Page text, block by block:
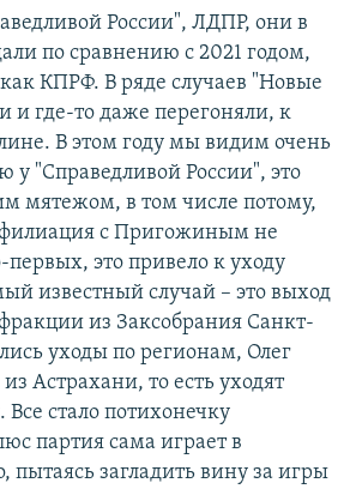
России", ЛДПР, они в
по сравнению с 2021 годом,
КПРФ. В ряде случаев "Новые
и где-то даже перегоняли, к
В этом году мы видим очень
у "Справедливой России", это
мятежом, в том числе потому,
с Пригожиным не
это привело к уходу
известный случай – это выход
из Заксобрания Санкт-
уходы по регионам, Олег
Астрахани, то есть уходят
стало потихонечку
партия сама играет в
пытаясь загладить вину за игры